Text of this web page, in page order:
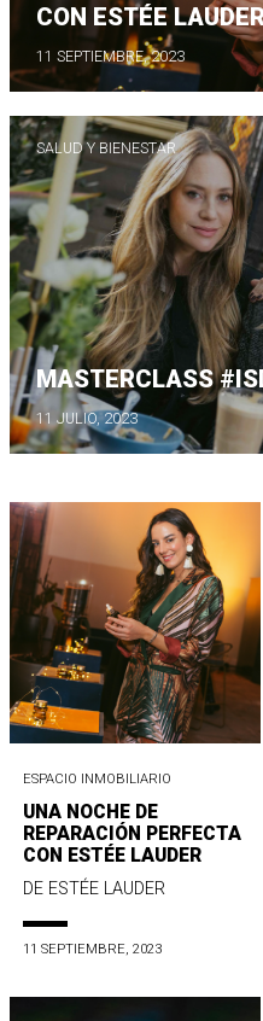
CON ESTÉE
11 SEPTIEMBRE, 2023
SALUD Y BIENESTAR
MASTERCLASS
11 JULIO, 2023
ESPACIO INMOBILIARIO
UNA NOCHE DE
REPARACIÓN PERFECTA
CON ESTÉE LAUDER
DE ESTÉE LAUDER
11 SEPTIEMBRE, 2023